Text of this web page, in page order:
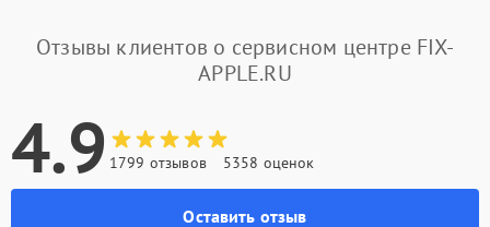
Отзывы клиентов о сервисном центре FIX-
APPLE.RU
4.9 1799 отзывов 5358 оценок
Оставить отзыв